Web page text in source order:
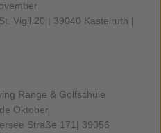
Vigil 20 | 39040 Kastelruth |
Range & Golfschule
Oktober
Straße 171| 39056